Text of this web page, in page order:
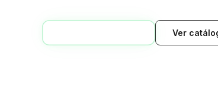
GREEN
Ver